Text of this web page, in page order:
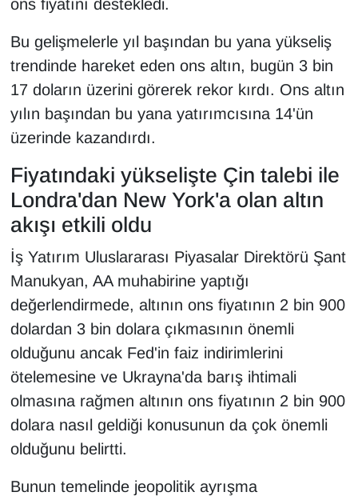
ons fiyatını destekledi.
Bu gelişmelerle yıl başından bu yana yükseliş
trendinde hareket eden ons altın, bugün 3 bin
17 doların üzerini görerek rekor kırdı. Ons altın
yılın başından bu yana yatırımcısına 14'ün
üzerinde kazandırdı.
Fiyatındaki yükselişte Çin talebi ile
Londra'dan New York'a olan altın
akışı etkili oldu
İş Yatırım Uluslararası Piyasalar Direktörü Şant
Manukyan, AA muhabirine yaptığı
değerlendirmede, altının ons fiyatının 2 bin 900
dolardan 3 bin dolara çıkmasının önemli
olduğunu ancak Fed'in faiz indirimlerini
ötelemesine ve Ukrayna'da barış ihtimali
olmasına rağmen altının ons fiyatının 2 bin 900
dolara nasıl geldiği konusunun da çok önemli
olduğunu belirtti.
Bunun temelinde jeopolitik ayrışma
SPOR
TEBRİK
TEKNOLOJİ
Turizm
VAN'DA SPOR
Vasıta
YAŞAM
YEREL